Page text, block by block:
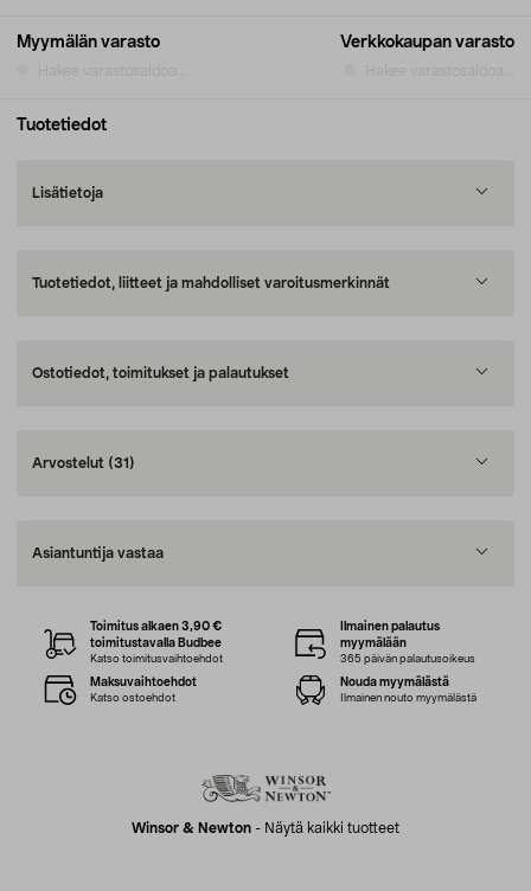
Myymälän varasto Verkkokaupan varasto
Tuotetiedot
Lisätietoja
Tuotetiedot, liitteet ja mahdolliset varoitusmerkinnät
Ostotiedot, toimitukset ja palautukset
Arvostelut (31)
Asiantuntija vastaa
Winsor & Newton - Näytä kaikki tuotteet
Toimitus alkaen 3,90 €
toimitustavalla Budbee
Katso toimitusvaihtoehdot
Ilmainen palautus
myymälään
365 päivän palautusoikeus
Maksuvaihtoehdot
Katso ostoehdot
Nouda myymälästä
Ilmainen nouto myymälästä